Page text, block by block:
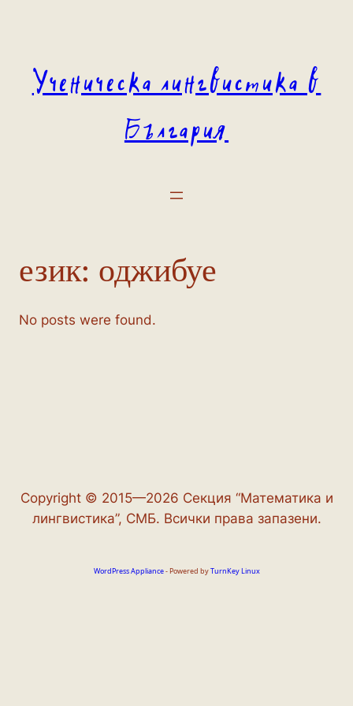
Ученическа лингвистика в
България
език: оджибуе
No posts were found.
Copyright © 2015—2026 Секция “Математика и
лингвистика”, СМБ. Всички права запазени.
WordPress Appliance- Powered byTurnKey Linux